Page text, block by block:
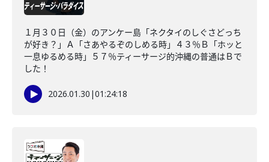
１月３０日（金）のアンケー島「ネクタイのしぐさどっち
が好き？」Ａ「さあやるぞのしめる時」４３％Ｂ「ホッと
一息ゆるめる時」５７％ティーサージ的沖縄の普通はＢで
した！
2026.01.30 |01:24:18